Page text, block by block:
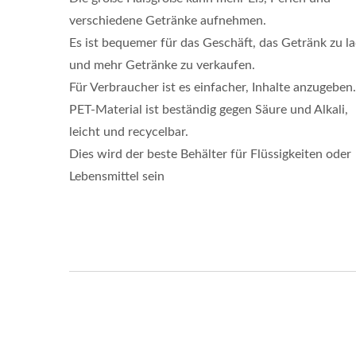
verschiedene Getränke aufnehmen.
Es ist bequemer für das Geschäft, das Getränk zu
und mehr Getränke zu verkaufen.
Für Verbraucher ist es einfacher, Inhalte anzugeben.
PET-Material ist beständig gegen Säure und Alkali,
leicht und recycelbar.
Dies wird der beste Behälter für Flüssigkeiten oder
Lebensmittel sein